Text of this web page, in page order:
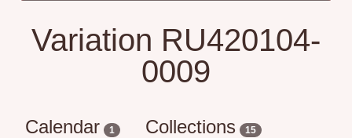
Variation RU420104-
0009
Calendar 1 Collections 15